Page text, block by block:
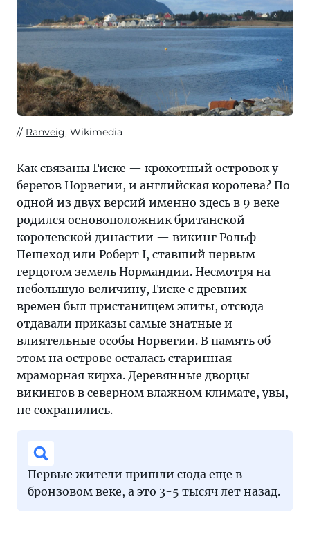
Ranveig, Wikimedia
Как связаны Гиске — крохотный островок у
берегов Норвегии, и английская королева? По
одной из двух версий именно здесь в 9 веке
родился основоположник британской
королевской династии — викинг Рольф
Пешеход или Роберт I, ставший первым
герцогом земель Нормандии. Несмотря на
небольшую величину, Гиске с древних
времен был пристанищем элиты, отсюда
отдавали приказы самые знатные и
влиятельные особы Норвегии. В память об
этом на острове осталась старинная
мраморная кирха. Деревянные дворцы
викингов в северном влажном климате, увы,
не сохранились.
Первые жители пришли сюда еще в
бронзовом веке, а это 3-5 тысяч лет назад.